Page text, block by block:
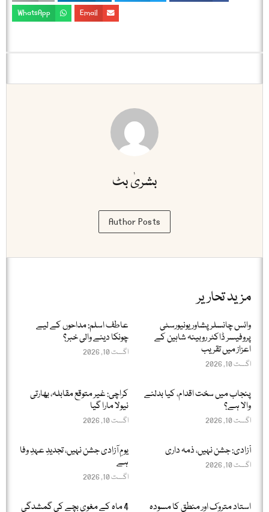
Email
WhatsApp
بشریٰ بٹ
Author Posts
مزید تحاریر
وائس چانسلر پشاور یونیورسٹی
پروفیسر ڈاکٹر روبینہ شاہین کے
اعزاز میں تقریب
اگست 10, 2026
عاطف اسلم: مداحوں کے لیے
چونکا دینے والی خبر؟
اگست 10, 2026
پنجاب میں سخت اقدام، کیا بدلنے
والا ہے؟
اگست 10, 2026
کراچی: غیر متوقع مقابلہ، بھارتی
نیولا مارا گیا
اگست 10, 2026
آزادی: جشن نہیں، ذمہ داری
اگست 10, 2026
یومِ آزادی جشن نہیں، تجدیدِ عہدِ وفا
ہے
اگست 10, 2026
استاد متروک اور منطق کا مسودہ 4 ماہ کے مغوی بچے کی گمشدگی